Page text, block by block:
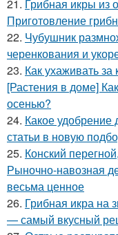
21. Грибная икры из
Приготовление
22. Чубушник
черенкования и
23. Как ухаживать
[Растения в доме]
осенью?
24. Какое
статьи в новую
25. Конский
Рыночно-навозная
весьма ценное
26. Грибная икра на
— самый вкусный